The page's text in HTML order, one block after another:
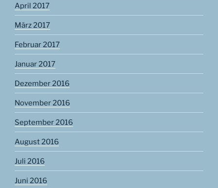
April 2017
März 2017
Februar 2017
Januar 2017
Dezember 2016
November 2016
September 2016
August 2016
Juli 2016
Juni 2016